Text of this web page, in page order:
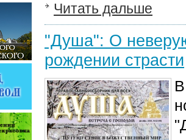
Читать дальше
"Душа": О
рождении страсти